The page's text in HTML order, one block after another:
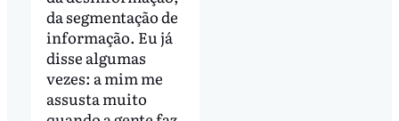
da segmentação de
informação. Eu já
disse algumas
vezes: a mim me
assusta muito